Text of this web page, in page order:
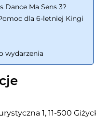
Dance Ma Sens 3?
dla 6-letniej Kingi
wydarzenia
1, 11-500